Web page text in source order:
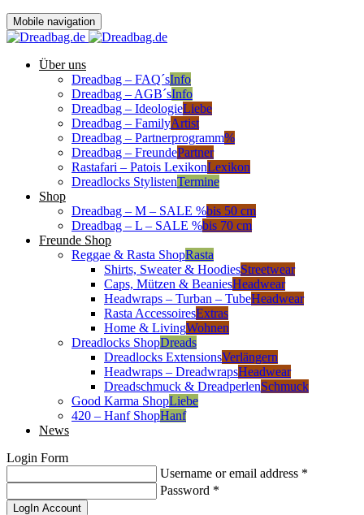
Mobile navigation
Über uns
Dreadbag – FAQ´sInfo
Dreadbag – AGB´sInfo
Dreadbag – IdeologieLiebe
Dreadbag – FamilyArtist
Dreadbag – Partnerprogramm%
Dreadbag – FreundePartner
Rastafari – Patois LexikonLexikon
Dreadlocks StylistenTermine
Shop
Dreadbag – M – SALE %bis 50 cm
Dreadbag – L – SALE %bis 70 cm
Freunde Shop
Reggae & Rasta ShopRasta
Shirts, Sweater & HoodiesStreetwear
Caps, Mützen & BeaniesHeadwear
Headwraps – Turban – TubeHeadwear
Rasta AccessoiresExtras
Home & LivingWohnen
Dreadlocks ShopDreads
Dreadlocks ExtensionsVerlängern
Headwraps – DreadwrapsHeadwear
Dreadschmuck & DreadperlenSchmuck
Good Karma ShopLiebe
420 – Hanf ShopHanf
News
Login Form
Username or email address *
Password *
LogIn Account